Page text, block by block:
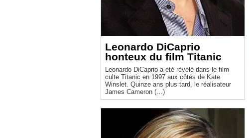
Leonardo DiCaprio
honteux du film Titanic
Leonardo DiCaprio a été révélé dans le film
culte Titanic en 1997 aux côtés de Kate
Winslet. Quinze ans plus tard, le réalisateur
James Cameron (…)